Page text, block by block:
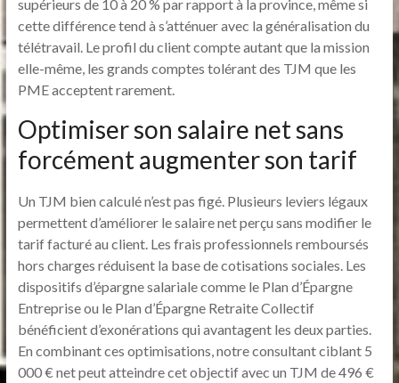
supérieurs de 10 à 20 % par rapport à la province, même si
cette différence tend à s’atténuer avec la généralisation du
télétravail. Le profil du client compte autant que la mission
elle-même, les grands comptes tolérant des TJM que les
PME acceptent rarement.
Optimiser son salaire net sans
forcément augmenter son tarif
Un TJM bien calculé n’est pas figé. Plusieurs leviers légaux
permettent d’améliorer le salaire net perçu sans modifier le
tarif facturé au client. Les frais professionnels remboursés
hors charges réduisent la base de cotisations sociales. Les
dispositifs d’épargne salariale comme le Plan d’Épargne
Entreprise ou le Plan d’Épargne Retraite Collectif
bénéficient d’exonérations qui avantagent les deux parties.
En combinant ces optimisations, notre consultant ciblant 5
000 € net peut atteindre cet objectif avec un TJM de 496 €